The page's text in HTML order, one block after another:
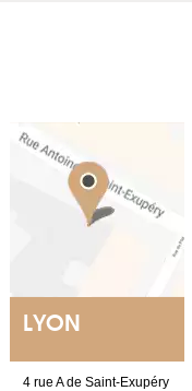
LYON
4 rue A de Saint-Exupéry